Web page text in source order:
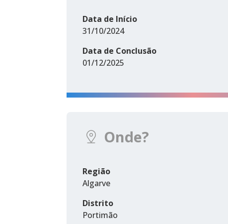
Data de Início
31/10/2024
Data de Conclusão
01/12/2025
Onde?
Região
Algarve
Distrito
Portimão